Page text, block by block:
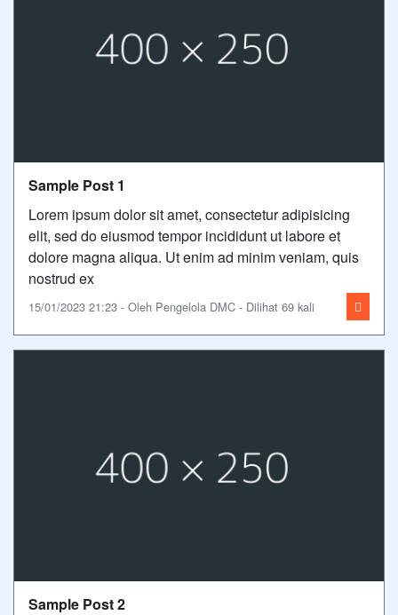
Sample Post 1
Lorem ipsum dolor sit amet, consectetur adipisicing
elit, sed do eiusmod tempor incididunt ut labore et
dolore magna aliqua. Ut enim ad minim veniam, quis
nostrud ex
15/01/2023 21:23 - Oleh Pengelola DMC - Dilihat 69 kali
Sample Post 2